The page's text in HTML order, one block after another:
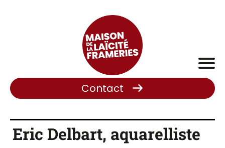
Contact
Eric Delbart, aquarelliste